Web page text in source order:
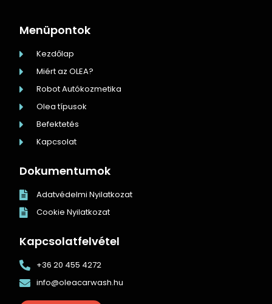
Menüpontok
Kezdőlap
Miért az OLEA?
Robot Autókozmetika
Olea típusok
Befektetés
Kapcsolat
Dokumentumok
Adatvédelmi Nyilatkozat
Cookie Nyilatkozat
Kapcsolatfelvétel
+36 20 455 4272
info@oleacarwash.hu